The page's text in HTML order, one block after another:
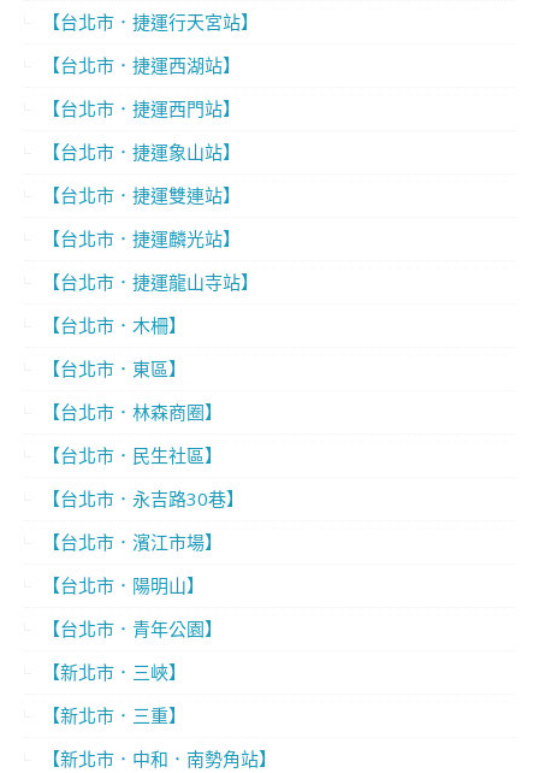
【台北市．捷運行天宮站】
【台北市．捷運西湖站】
【台北市．捷運西門站】
【台北市．捷運象山站】
【台北市．捷運雙連站】
【台北市．捷運麟光站】
【台北市．捷運龍山寺站】
【台北市．木柵】
【台北市．東區】
【台北市．林森商圈】
【台北市．民生社區】
【台北市．永吉路30巷】
【台北市．濱江市場】
【台北市．陽明山】
【台北市．青年公園】
【新北市．三峽】
【新北市．三重】
【新北市．中和．南勢角站】